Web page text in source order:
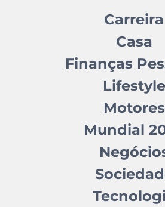
Carreira
Casa
Finanças
Lifestyle
Motores
Mundial